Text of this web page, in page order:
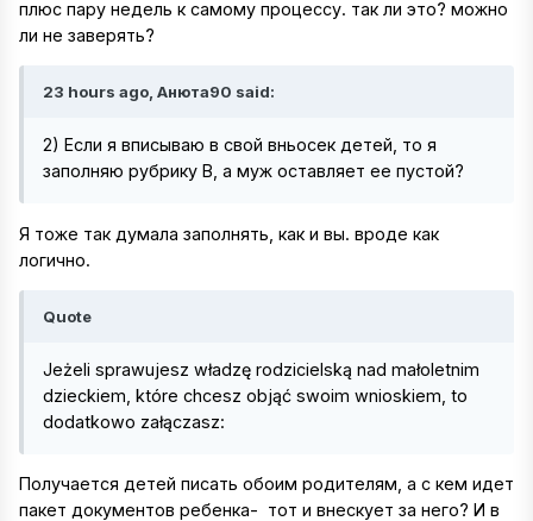
плюс пару недель к самому процессу. так ли это? можно
ли не заверять?
23 hours ago, Анюта90 said:
2) Если я вписываю в свой вньосек детей, то я
заполняю рубрику В, а муж оставляет ее пустой?
Я тоже так думала заполнять, как и вы. вроде как
логично.
Quote
Jeżeli sprawujesz władzę rodzicielską nad małoletnim
dzieckiem, które chcesz objąć swoim wnioskiem, to
dodatkowo załączasz:
Получается детей писать обоим родителям, а с кем идет
пакет документов ребенка- тот и внескует за него? И в